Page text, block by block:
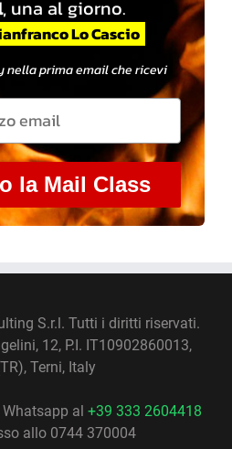
, una al giorno.
Lo Cascio
nella prima email che ricevi
la Mail Class
S.r.l. Tutti i diritti riservati.
12, P.I. IT10902860013,
Terni, Italy
al +39 333 2604418
allo 0744 370004